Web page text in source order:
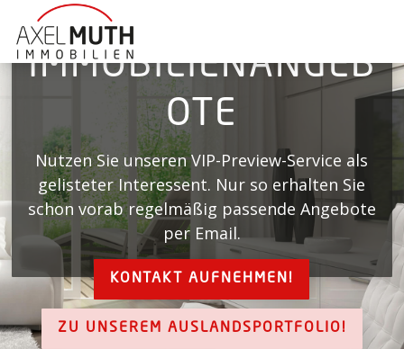
IMMOBILIENANGEB
OTE
Nutzen Sie unseren VIP-Preview-Service als
gelisteter Interessent. Nur so erhalten Sie
schon vorab regelmäßig passende Angebote
per Email.
KONTAKT AUFNEHMEN!
ZU UNSEREM AUSLANDSPORTFOLIO!